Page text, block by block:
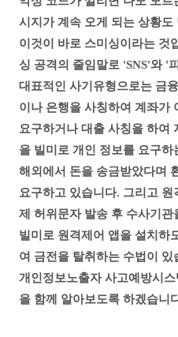
시지가 계속 오게 되는 상황도
이것이 바로 스미싱이라는 것
싱 공격의 줄임말로 'SNS'와 '
대표적인 사기유형으로는 금
이나 은행을 사칭하여 계좌가
요구하거나 대출 사칭을 하여
을 빌미로 개인 정보를 요구
해외에서 돈을 송금받았다며
요구하고 있습니다. 그리고
제 허위문자 발송 후 수사기
빌미로 원격제어 앱을 설치하
여 금전을 탈취하는 수법이 있
개인정보노출자 사고예방시
을 함께 알아보도록 하겠습니